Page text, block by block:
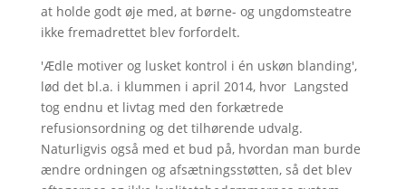
at holde godt øje med, at børne- og ungdomsteatre
ikke fremadrettet blev forfordelt.
'Ædle motiver og lusket kontrol i én uskøn blanding',
lød det bl.a. i klummen i april 2014, hvor Langsted
tog endnu et livtag med den forkætrede
refusionsordning og det tilhørende udvalg.
Naturligvis også med et bud på, hvordan man burde
ændre ordningen og afsætningsstøtten, så det blev